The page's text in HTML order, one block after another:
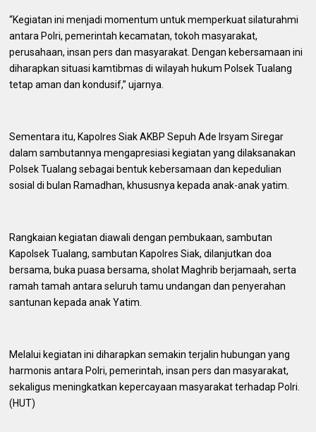
“Kegiatan ini menjadi momentum untuk memperkuat silaturahmi
antara Polri, pemerintah kecamatan, tokoh masyarakat,
perusahaan, insan pers dan masyarakat. Dengan kebersamaan ini
diharapkan situasi kamtibmas di wilayah hukum Polsek Tualang
tetap aman dan kondusif,” ujarnya.
Sementara itu, Kapolres Siak AKBP Sepuh Ade Irsyam Siregar
dalam sambutannya mengapresiasi kegiatan yang dilaksanakan
Polsek Tualang sebagai bentuk kebersamaan dan kepedulian
sosial di bulan Ramadhan, khususnya kepada anak-anak yatim.
Rangkaian kegiatan diawali dengan pembukaan, sambutan
Kapolsek Tualang, sambutan Kapolres Siak, dilanjutkan doa
bersama, buka puasa bersama, sholat Maghrib berjamaah, serta
ramah tamah antara seluruh tamu undangan dan penyerahan
santunan kepada anak Yatim.
Melalui kegiatan ini diharapkan semakin terjalin hubungan yang
harmonis antara Polri, pemerintah, insan pers dan masyarakat,
sekaligus meningkatkan kepercayaan masyarakat terhadap Polri.
(HUT)